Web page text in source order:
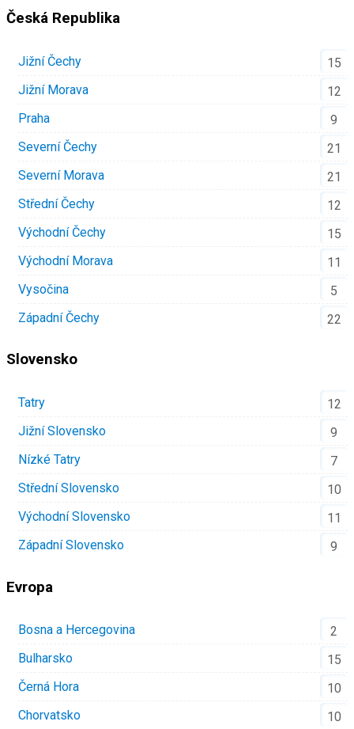
Česká Republika
Jižní Čechy
15
Jižní Morava
12
Praha
9
Severní Čechy
21
Severní Morava
21
Střední Čechy
12
Východní Čechy
15
Východní Morava
11
Vysočina
5
Západní Čechy
22
Slovensko
Tatry
12
Jižní Slovensko
9
Nízké Tatry
7
Střední Slovensko
10
Východní Slovensko
11
Západní Slovensko
9
Evropa
Bosna a Hercegovina
2
Bulharsko
15
Černá Hora
10
Chorvatsko
10